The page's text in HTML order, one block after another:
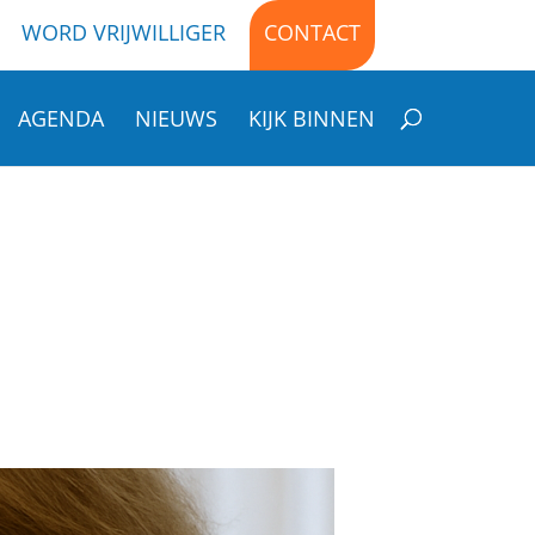
WORD VRIJWILLIGER CONTACT
AGENDA NIEUWS KIJK BINNEN